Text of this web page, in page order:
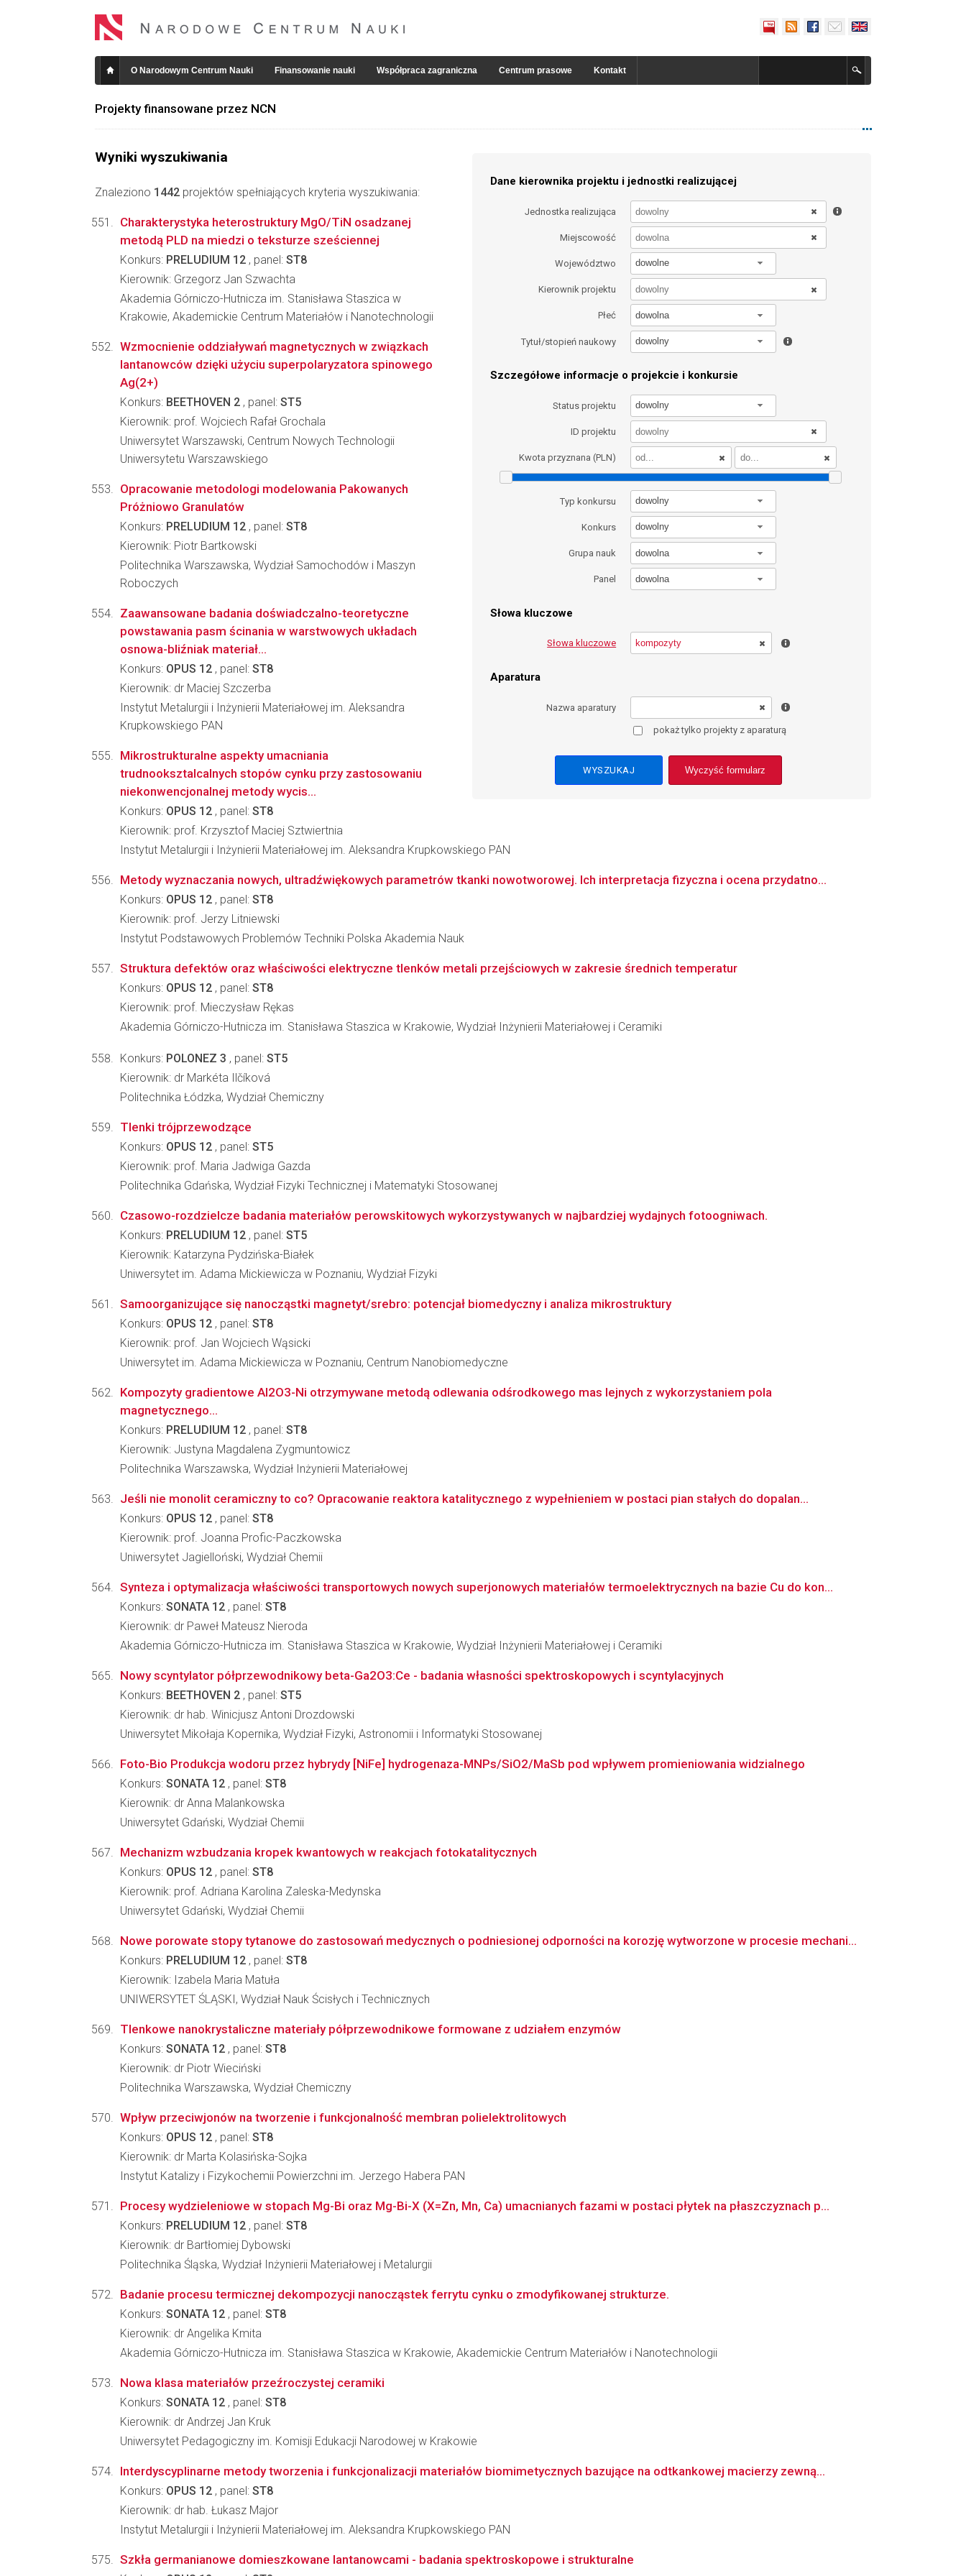
O Narodowym Centrum Nauki Finansowanie nauki Współpraca zagraniczna Centrum prasowe Kontakt
Projekty finansowane przez NCN
Wyniki wyszukiwania
Znaleziono 1442 projektów spełniających kryteria wyszukiwania:
Dane kierownika projektu i jednostki realizującej
Jednostka realizująca
Miejscowość
Województwo dowolne
Kierownik projektu
Płeć dowolna
Tytuł/stopień naukowy dowolny
Szczegółowe informacje o projekcie i konkursie
Status projektu dowolny
ID projektu
Kwota przyznana (PLN)
Typ konkursu dowolny
Konkurs dowolny
Grupa nauk dowolna
Panel dowolna
Słowa kluczowe
Słowa kluczowe
Aparatura
Nazwa aparatury
pokaż tylko projekty z aparaturą
Wyczyść formularz
Charakterystyka heterostruktury MgO/TiN osadzanej
metodą PLD na miedzi o teksturze sześciennej
Konkurs: PRELUDIUM 12 , panel: ST8
Kierownik: Grzegorz Jan Szwachta
Akademia Górniczo-Hutnicza im. Stanisława Staszica w
Krakowie, Akademickie Centrum Materiałów i Nanotechnologii
Wzmocnienie oddziaływań magnetycznych w związkach
lantanowców dzięki użyciu superpolaryzatora spinowego
Ag(2+)
Konkurs: BEETHOVEN 2 , panel: ST5
Kierownik: prof. Wojciech Rafał Grochala
Uniwersytet Warszawski, Centrum Nowych Technologii
Uniwersytetu Warszawskiego
Opracowanie metodologi modelowania Pakowanych
Próżniowo Granulatów
Konkurs: PRELUDIUM 12 , panel: ST8
Kierownik: Piotr Bartkowski
Politechnika Warszawska, Wydział Samochodów i Maszyn
Roboczych
Zaawansowane badania doświadczalno-teoretyczne
powstawania pasm ścinania w warstwowych układach
osnowa-bliźniak materiał...
Konkurs: OPUS 12 , panel: ST8
Kierownik: dr Maciej Szczerba
Instytut Metalurgii i Inżynierii Materiałowej im. Aleksandra
Krupkowskiego PAN
Mikrostrukturalne aspekty umacniania
trudnooksztalcalnych stopów cynku przy zastosowaniu
niekonwencjonalnej metody wycis...
Konkurs: OPUS 12 , panel: ST8
Kierownik: prof. Krzysztof Maciej Sztwiertnia
Instytut Metalurgii i Inżynierii Materiałowej im. Aleksandra Krupkowskiego PAN
Metody wyznaczania nowych, ultradźwiękowych parametrów tkanki nowotworowej. Ich interpretacja fizyczna i ocena przydatno...
Konkurs: OPUS 12 , panel: ST8
Kierownik: prof. Jerzy Litniewski
Instytut Podstawowych Problemów Techniki Polska Akademia Nauk
Struktura defektów oraz właściwości elektryczne tlenków metali przejściowych w zakresie średnich temperatur
Konkurs: OPUS 12 , panel: ST8
Kierownik: prof. Mieczysław Rękas
Akademia Górniczo-Hutnicza im. Stanisława Staszica w Krakowie, Wydział Inżynierii Materiałowej i Ceramiki
Konkurs: POLONEZ 3 , panel: ST5
Kierownik: dr Markéta Ilčíková
Politechnika Łódzka, Wydział Chemiczny
Tlenki trójprzewodzące
Konkurs: OPUS 12 , panel: ST5
Kierownik: prof. Maria Jadwiga Gazda
Politechnika Gdańska, Wydział Fizyki Technicznej i Matematyki Stosowanej
Czasowo-rozdzielcze badania materiałów perowskitowych wykorzystywanych w najbardziej wydajnych fotoogniwach.
Konkurs: PRELUDIUM 12 , panel: ST5
Kierownik: Katarzyna Pydzińska-Białek
Uniwersytet im. Adama Mickiewicza w Poznaniu, Wydział Fizyki
Samoorganizujące się nanocząstki magnetyt/srebro: potencjał biomedyczny i analiza mikrostruktury
Konkurs: OPUS 12 , panel: ST8
Kierownik: prof. Jan Wojciech Wąsicki
Uniwersytet im. Adama Mickiewicza w Poznaniu, Centrum Nanobiomedyczne
Kompozyty gradientowe Al2O3-Ni otrzymywane metodą odlewania odśrodkowego mas lejnych z wykorzystaniem pola
magnetycznego...
Konkurs: PRELUDIUM 12 , panel: ST8
Kierownik: Justyna Magdalena Zygmuntowicz
Politechnika Warszawska, Wydział Inżynierii Materiałowej
Jeśli nie monolit ceramiczny to co? Opracowanie reaktora katalitycznego z wypełnieniem w postaci pian stałych do dopalan...
Konkurs: OPUS 12 , panel: ST8
Kierownik: prof. Joanna Profic-Paczkowska
Uniwersytet Jagielloński, Wydział Chemii
Synteza i optymalizacja właściwości transportowych nowych superjonowych materiałów termoelektrycznych na bazie Cu do kon...
Konkurs: SONATA 12 , panel: ST8
Kierownik: dr Paweł Mateusz Nieroda
Akademia Górniczo-Hutnicza im. Stanisława Staszica w Krakowie, Wydział Inżynierii Materiałowej i Ceramiki
Nowy scyntylator półprzewodnikowy beta-Ga2O3:Ce - badania własności spektroskopowych i scyntylacyjnych
Konkurs: BEETHOVEN 2 , panel: ST5
Kierownik: dr hab. Winicjusz Antoni Drozdowski
Uniwersytet Mikołaja Kopernika, Wydział Fizyki, Astronomii i Informatyki Stosowanej
Foto-Bio Produkcja wodoru przez hybrydy [NiFe] hydrogenaza-MNPs/SiO2/MaSb pod wpływem promieniowania widzialnego
Konkurs: SONATA 12 , panel: ST8
Kierownik: dr Anna Malankowska
Uniwersytet Gdański, Wydział Chemii
Mechanizm wzbudzania kropek kwantowych w reakcjach fotokatalitycznych
Konkurs: OPUS 12 , panel: ST8
Kierownik: prof. Adriana Karolina Zaleska-Medynska
Uniwersytet Gdański, Wydział Chemii
Nowe porowate stopy tytanowe do zastosowań medycznych o podniesionej odporności na korozję wytworzone w procesie mechani...
Konkurs: PRELUDIUM 12 , panel: ST8
Kierownik: Izabela Maria Matuła
UNIWERSYTET ŚLĄSKI, Wydział Nauk Ścisłych i Technicznych
Tlenkowe nanokrystaliczne materiały półprzewodnikowe formowane z udziałem enzymów
Konkurs: SONATA 12 , panel: ST8
Kierownik: dr Piotr Wieciński
Politechnika Warszawska, Wydział Chemiczny
Wpływ przeciwjonów na tworzenie i funkcjonalność membran polielektrolitowych
Konkurs: OPUS 12 , panel: ST8
Kierownik: dr Marta Kolasińska-Sojka
Instytut Katalizy i Fizykochemii Powierzchni im. Jerzego Habera PAN
Procesy wydzieleniowe w stopach Mg-Bi oraz Mg-Bi-X (X=Zn, Mn, Ca) umacnianych fazami w postaci płytek na płaszczyznach p...
Konkurs: PRELUDIUM 12 , panel: ST8
Kierownik: dr Bartłomiej Dybowski
Politechnika Śląska, Wydział Inżynierii Materiałowej i Metalurgii
Badanie procesu termicznej dekompozycji nanocząstek ferrytu cynku o zmodyfikowanej strukturze.
Konkurs: SONATA 12 , panel: ST8
Kierownik: dr Angelika Kmita
Akademia Górniczo-Hutnicza im. Stanisława Staszica w Krakowie, Akademickie Centrum Materiałów i Nanotechnologii
Nowa klasa materiałów przeźroczystej ceramiki
Konkurs: SONATA 12 , panel: ST8
Kierownik: dr Andrzej Jan Kruk
Uniwersytet Pedagogiczny im. Komisji Edukacji Narodowej w Krakowie
Interdyscyplinarne metody tworzenia i funkcjonalizacji materiałów biomimetycznych bazujące na odtkankowej macierzy zewną...
Konkurs: OPUS 12 , panel: ST8
Kierownik: dr hab. Łukasz Major
Instytut Metalurgii i Inżynierii Materiałowej im. Aleksandra Krupkowskiego PAN
Szkła germanianowe domieszkowane lantanowcami - badania spektroskopowe i strukturalne